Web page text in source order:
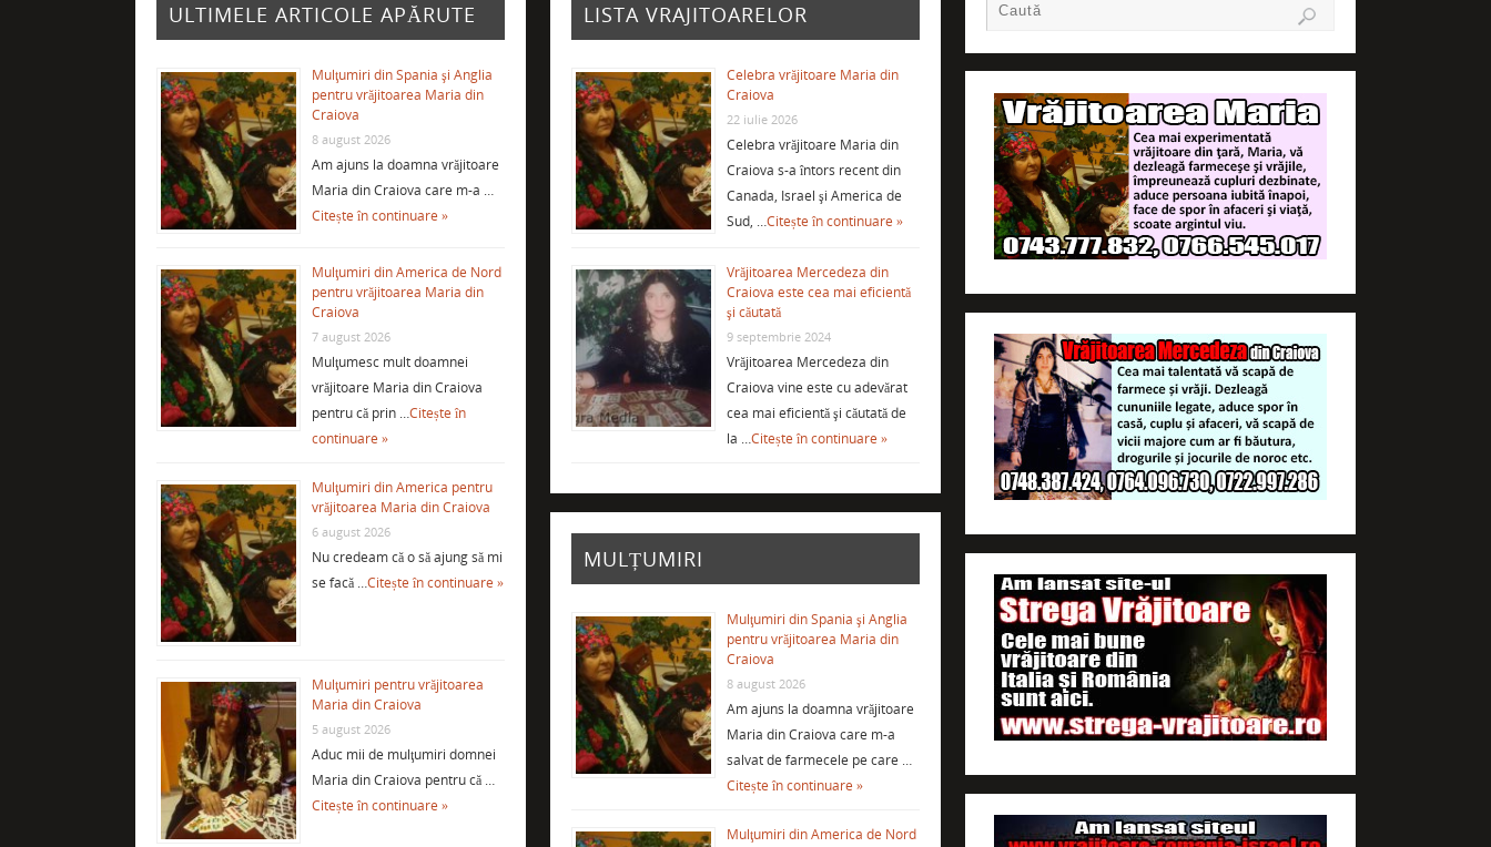
ULTIMELE ARTICOLE APĂRUTE
Mulţumiri din Spania şi Anglia
pentru vrăjitoarea Maria din
Craiova
8 august 2026
Am ajuns la doamna vrăjitoare
Maria din Craiova care m-a …
Citește în continuare »
Mulţumiri din America de Nord
pentru vrăjitoarea Maria din
Craiova
7 august 2026
Mulţumesc mult doamnei
vrăjitoare Maria din Craiova
pentru că prin …Citește în
continuare »
Mulţumiri din America pentru
vrăjitoarea Maria din Craiova
6 august 2026
Nu credeam că o să ajung să mi
se facă …Citește în continuare »
Mulţumiri pentru vrăjitoarea
Maria din Craiova
5 august 2026
Aduc mii de mulţumiri domnei
Maria din Craiova pentru că …
Citește în continuare »
LISTA VRAJITOARELOR
Celebra vrăjitoare Maria din
Craiova
22 iulie 2026
Celebra vrăjitoare Maria din
Craiova s-a întors recent din
Canada, Israel şi America de
Sud, …Citește în continuare »
Vrăjitoarea Mercedeza din
Craiova este cea mai eficientă
şi căutată
9 septembrie 2024
Vrăjitoarea Mercedeza din
Craiova vine este cu adevărat
cea mai eficientă şi căutată de
la …Citește în continuare »
MULȚUMIRI
Mulţumiri din Spania şi Anglia
pentru vrăjitoarea Maria din
Craiova
8 august 2026
Am ajuns la doamna vrăjitoare
Maria din Craiova care m-a
salvat de farmecele pe care …
Citește în continuare »
Mulţumiri din America de Nord